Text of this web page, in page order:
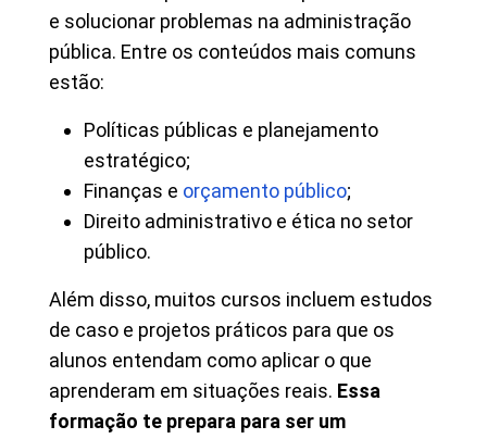
e solucionar problemas na administração
pública. Entre os conteúdos mais comuns
estão:
Políticas públicas e planejamento
estratégico;
Finanças e orçamento público;
Direito administrativo e ética no setor
público.
Além disso, muitos cursos incluem estudos
de caso e projetos práticos para que os
alunos entendam como aplicar o que
aprenderam em situações reais. Essa
formação te prepara para ser um